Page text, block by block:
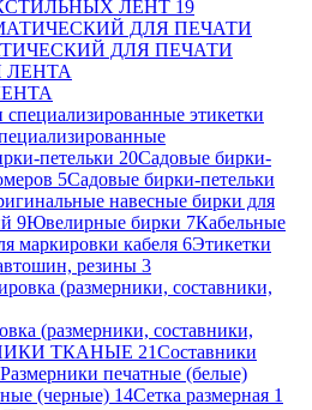
ЛЕНТ 19
ДЛЯ ПЕЧАТИ
петельки 20Садовые бирки-
5Садовые бирки-петельки
навесные бирки для
9Ювелирные бирки 7Кабельные
маркировки кабеля 6Этикетки
резины 3
(размерники, составники,
ТКАНЫЕ 21Составники
Размерники печатные (белые)
(черные) 14Сетка размерная 1